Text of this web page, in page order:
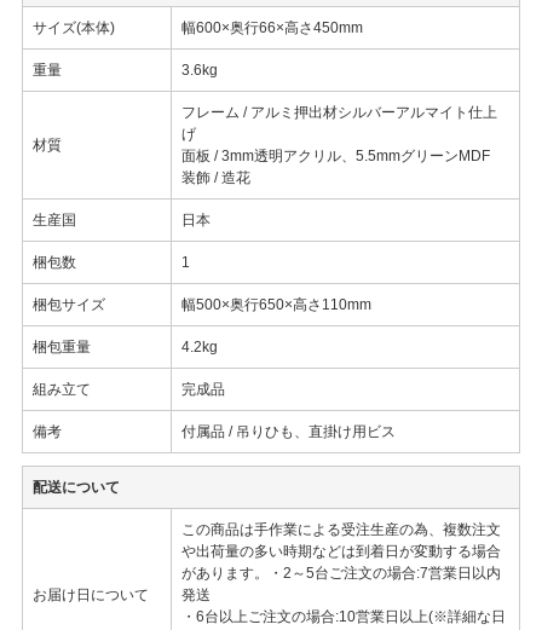
サイズ(本体) 幅600×奥行66×高さ450mm
重量 3.6kg
材質
フレーム / アルミ押出材シルバーアルマイト仕上
げ
面板 / 3mm透明アクリル、5.5mmグリーンMDF
装飾 / 造花
生産国 日本
梱包数 1
梱包サイズ 幅500×奥行650×高さ110mm
梱包重量 4.2kg
組み立て 完成品
備考 付属品 / 吊りひも、直掛け用ビス
配送について
お届け日について
この商品は手作業による受注生産の為、複数注文
や出荷量の多い時期などは到着日が変動する場合
があります。・2～5台ご注文の場合:7営業日以内
発送
・6台以上ご注文の場合:10営業日以上(※詳細な日